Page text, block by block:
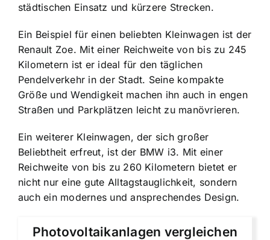
städtischen Einsatz und kürzere Strecken.
Ein Beispiel für einen beliebten Kleinwagen ist der
Renault Zoe. Mit einer Reichweite von bis zu 245
Kilometern ist er ideal für den täglichen
Pendelverkehr in der Stadt. Seine kompakte
Größe und Wendigkeit machen ihn auch in engen
Straßen und Parkplätzen leicht zu manövrieren.
Ein weiterer Kleinwagen, der sich großer
Beliebtheit erfreut, ist der BMW i3. Mit einer
Reichweite von bis zu 260 Kilometern bietet er
nicht nur eine gute Alltagstauglichkeit, sondern
auch ein modernes und ansprechendes Design.
Photovoltaikanlagen vergleichen